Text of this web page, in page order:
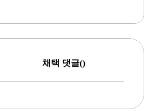
채택 댓글()